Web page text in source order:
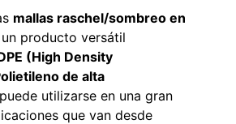
mallas raschel/sombreo en
un producto versátil
(High Density
de alta
utilizarse en una gran
que van desde
2,5mts
$1.875.535
$1.167.990
Agregar al carrito